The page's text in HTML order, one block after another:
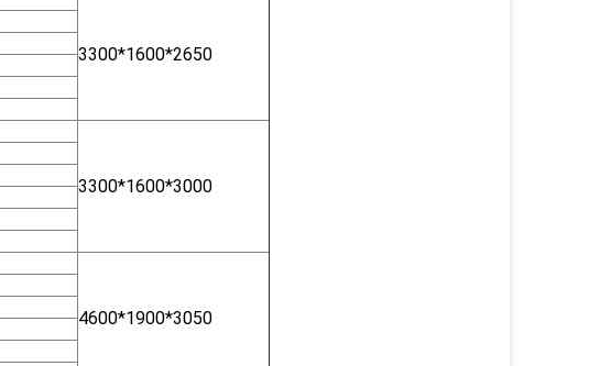
3300*1600*2650
3300*1600*3000
4600*1900*3050